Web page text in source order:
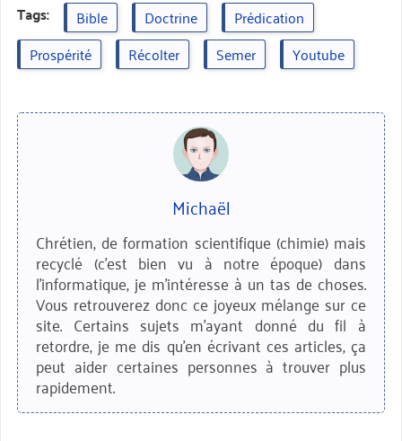
Tags: Bible Doctrine
Prédication
Prospérité
Récolter Semer Youtube
Michaël
Chrétien, de formation scientifique (chimie) mais
recyclé (c'est bien vu à notre époque) dans
l'informatique, je m'intéresse à un tas de choses.
Vous retrouverez donc ce joyeux mélange sur ce
site. Certains sujets m'ayant donné du fil à
retordre, je me dis qu'en écrivant ces articles, ça
peut aider certaines personnes à trouver plus
rapidement.